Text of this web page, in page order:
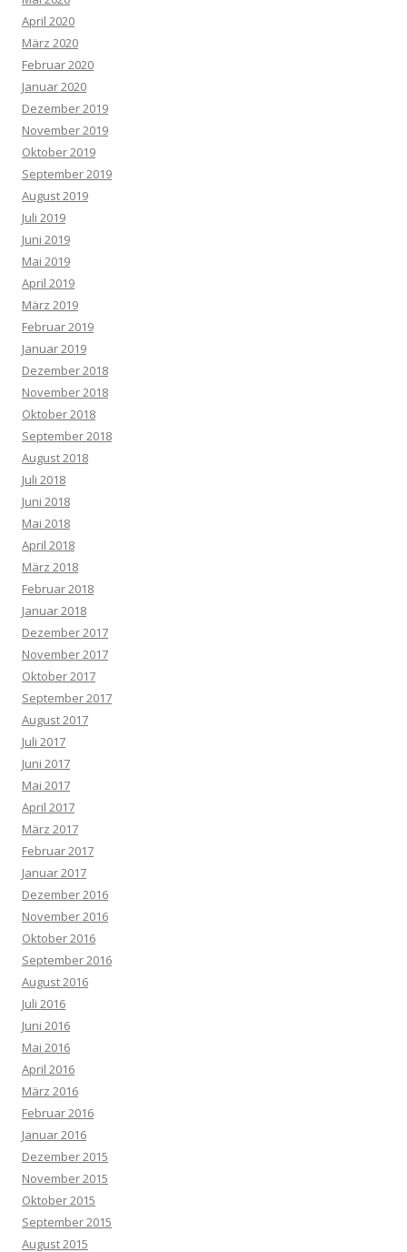
April 2020
März 2020
Februar 2020
Januar 2020
Dezember 2019
November 2019
Oktober 2019
September 2019
August 2019
Juli 2019
Juni 2019
Mai 2019
April 2019
März 2019
Februar 2019
Januar 2019
Dezember 2018
November 2018
Oktober 2018
September 2018
August 2018
Juli 2018
Juni 2018
Mai 2018
April 2018
März 2018
Februar 2018
Januar 2018
Dezember 2017
November 2017
Oktober 2017
September 2017
August 2017
Juli 2017
Juni 2017
Mai 2017
April 2017
März 2017
Februar 2017
Januar 2017
Dezember 2016
November 2016
Oktober 2016
September 2016
August 2016
Juli 2016
Juni 2016
Mai 2016
April 2016
März 2016
Februar 2016
Januar 2016
Dezember 2015
November 2015
Oktober 2015
September 2015
August 2015